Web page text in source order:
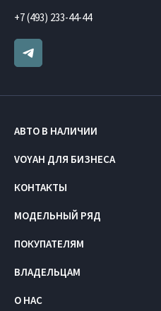
+7 (493) 233-44-44
АВТО В НАЛИЧИИ
VOYAH ДЛЯ БИЗНЕСА
КОНТАКТЫ
МОДЕЛЬНЫЙ РЯД
ПОКУПАТЕЛЯМ
ВЛАДЕЛЬЦАМ
О НАС